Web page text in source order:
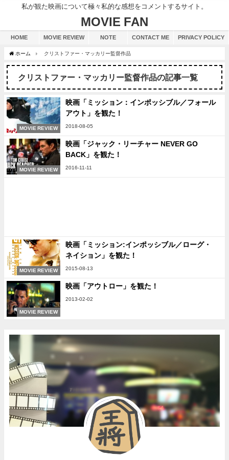
私が観た映画について極々私的な感想をコメントするサイト。
MOVIE FAN
HOME MOVIE REVIEW NOTE CONTACT ME PRIVACY POLICY
ホーム クリストファー・マッカリー監督作品
クリストファー・マッカリー監督作品の記事一覧
MOVIE REVIEW
映画「ミッション：インポッシブル／フォール
アウト」を観た！
2018-08-05
MOVIE REVIEW
映画「ジャック・リーチャー NEVER GO
BACK」を観た！
2016-11-11
MOVIE REVIEW
映画「ミッション:インポッシブル／ローグ・
ネイション」を観た！
2015-08-13
MOVIE REVIEW
映画「アウトロー」を観た！
2013-02-02